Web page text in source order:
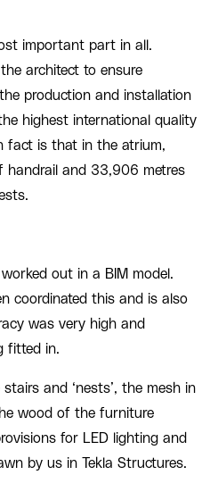
important part in all.
architect to ensure
production and installation
highest international quality
fact is that in the atrium,
handrail and 33,906 metres
out in a BIM model.
coordinated this and is also
was very high and
fitted in.
and ‘nests’, the mesh in
wood of the furniture
for LED lighting and
by us in Tekla Structures.